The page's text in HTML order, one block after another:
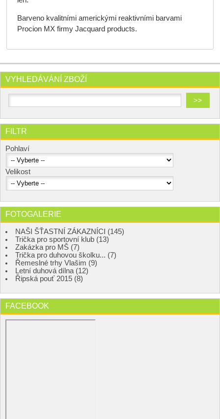
Barveno kvalitními americkými reaktivními barvami
Procion MX firmy Jacquard products.
VYHLEDÁVÁNÍ ZBOŽÍ
FILTR
Pohlaví
Velikost
FOTOGALERIE
NAŠI ŠŤASTNÍ ZÁKAZNÍCI (145)
Trička pro sportovní klub (13)
Zakázka pro MŠ (7)
Trička pro duhovou školku... (7)
Řemeslné trhy Vlašim (9)
Letní duhová dílna (12)
Řipská pouť 2015 (8)
FACEBOOK